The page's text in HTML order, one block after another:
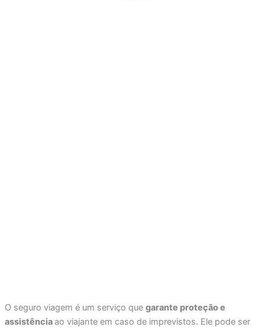
O seguro viagem é um serviço que garante proteção e
assistênciaao viajante em caso de imprevistos. Ele pode ser